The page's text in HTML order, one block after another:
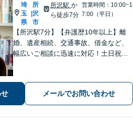
埼
玉
県
所
沢
市
所沢駅 か
ら徒歩7分
営業時間：10:00~1
7:00（平日）
【所沢駅7分】【弁護歴10年以上】離
婚、遺産相続、交通事故、借金など、
幅広いご相談に迅速に対応！土日祝夜
ください！【初回相談無料】
メールでお問い合わせ